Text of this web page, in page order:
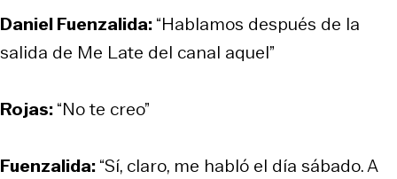
Daniel Fuenzalida:“Hablamos después de la
salida de Me Late del canal aquel”
Rojas:“No te creo”
Fuenzalida:“Sí, claro, me habló el día sábado. A